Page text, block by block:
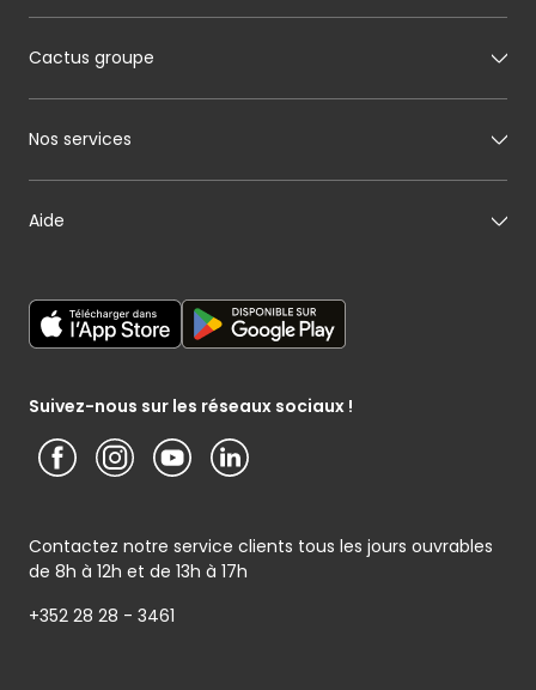
Suivez-nous sur les réseaux sociaux !
Contactez notre service clients tous les jours ouvrables
de 8h à 12h et de 13h à 17h
+352 28 28 - 3461
Mon boucher
Mon maraîcher
Cactus groupe
A propos de Cactus
Media / Presse
Présentation du groupe (PDF)
Nos services
Carte cadeau
Service photo
Aide
Conditions générales – Site www.cactus.lu
Notice d’information Cactus et Caterman (de Schnékert
Conditions générales de garantie